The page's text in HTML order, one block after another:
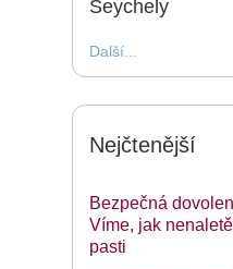
Seychely
Další...
Nejčtenější
Bezpečná
Víme, jak
pasti